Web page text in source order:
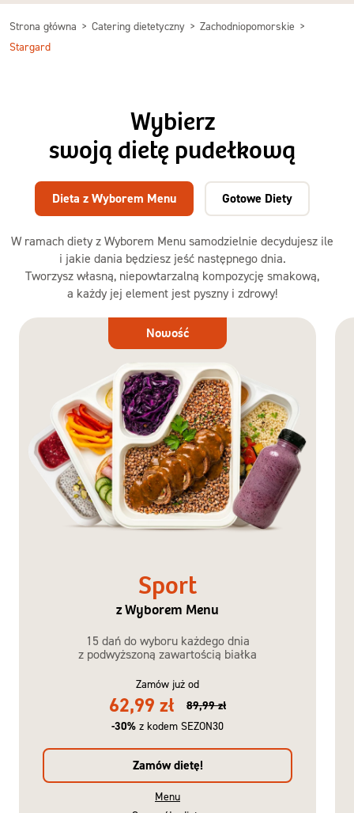
Strona główna Catering dietetyczny
Zachodniopomorskie
Stargard
Wybierz
swoją dietę pudełkową
W ramach diety z Wyborem Menu samodzielnie decydujesz ile
i jakie dania będziesz jeść następnego dnia.
Tworzysz własną, niepowtarzalną kompozycję smakową,
a każdy jej element jest pyszny i zdrowy!
Dieta z Wyborem Menu Gotowe Diety
Dieta
Nowość
Sport
z Wyborem Menu
15 dań do wyboru każdego dnia
z podwyższoną zawartością białka
Zamów już od
62,99 zł
89,99 zł
-30% z kodem SEZON30
Zamów dietę!
Menu